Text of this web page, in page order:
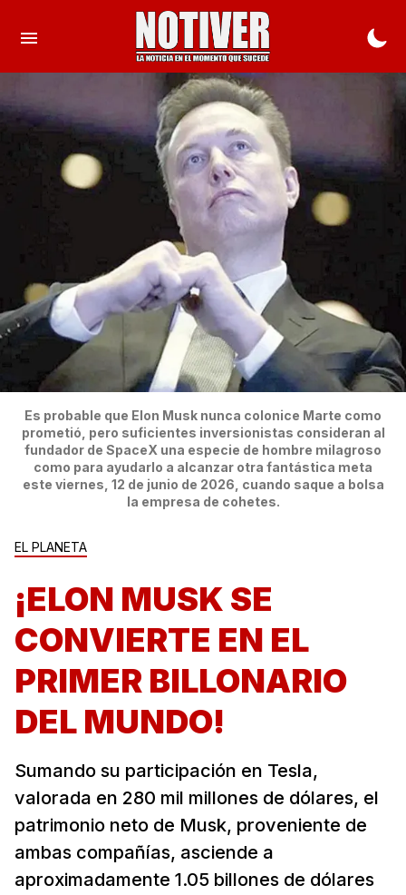
EL PLANETA
¡ELON MUSK SE
CONVIERTE EN EL
PRIMER BILLONARIO
DEL MUNDO!
Sumando su participación en Tesla,
valorada en 280 mil millones de dólares, el
patrimonio neto de Musk, proveniente de
ambas compañías, asciende a
aproximadamente 1.05 billones de dólares
Es probable que Elon Musk nunca colonice Marte como
prometió, pero suficientes inversionistas consideran al
fundador de SpaceX una especie de hombre milagroso
como para ayudarlo a alcanzar otra fantástica meta
este viernes, 12 de junio de 2026, cuando saque a bolsa
la empresa de cohetes.